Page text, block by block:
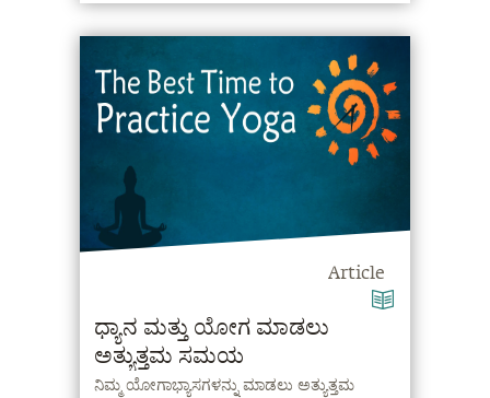
Article
ಧ್ಯಾನ ಮತ್ತು ಯೋಗ ಮಾಡಲು
ಅತ್ಯುತ್ತಮ ಸಮಯ
ನಿಮ್ಮ ಯೋಗಾಭ್ಯಾಸಗಳನ್ನು ಮಾಡಲು ಅತ್ಯುತ್ತಮ